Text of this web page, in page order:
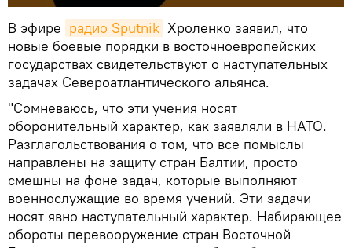
В эфире радио Sputnik Хроленко заявил, что
новые боевые порядки в восточноевропейских
государствах свидетельствуют о наступательных
задачах Североатлантического альянса.
"Сомневаюсь, что эти учения носят
оборонительный характер, как заявляли в НАТО.
Разглагольствования о том, что все помыслы
направлены на защиту стран Балтии, просто
смешны на фоне задач, которые выполняют
военнослужащие во время учений. Эти задачи
носят явно наступательный характер. Набирающее
обороты перевооружение стран Восточной